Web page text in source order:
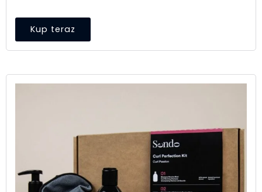
Kup teraz